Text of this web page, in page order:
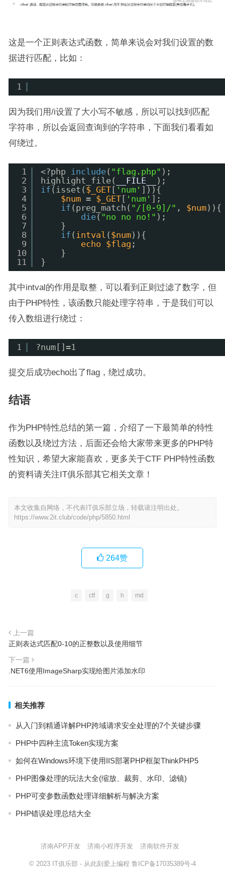
这是一个正则表达式函数，简单来说会对我们设置的数
据进行匹配，比如：
1
因为我们用/i设置了大小写不敏感，所以可以找到匹配
字符串，所以会返回查询到的字符串，下面我们看看如
何绕过。
1
2
3
4
5
6
7
8
9
10
11
<?php include( "flag.php" );
highlight_file(
__FILE__
);
if (isset( $_GET [ 'num' ])){
$num = $_GET [ 'num' ];
if (preg_match( "/[0-9]/" , $num)){
die( "no no no!" );
}
if ( intval ( $num)){
echo
$flag ;
}
}
其中intval的作用是取整，可以看到正则过滤了数字，但
由于PHP特性，该函数只能处理字符串，于是我们可以
传入数组进行绕过：
1 ?num[]=1
提交后成功echo出了flag，绕过成功。
结语
作为PHP特性总结的第一篇，介绍了一下最简单的特性
函数以及绕过方法，后面还会给大家带来更多的PHP特
性知识，希望大家能喜欢，更多关于CTF PHP特性函数
的资料请关注IT俱乐部其它相关文章！
本文收集自网络，不代表IT俱乐部立场，转载请注明出处。
https://www.2it.club/code/php/5850.html
264赞
c ctf g h md
上一篇
正则表达式匹配0-10的正整数以及使用细节
下一篇
.NET6使用ImageSharp实现给图片添加水印
相关推荐
从入门到精通详解PHP跨域请求安全处理的7个关键步骤
PHP中四种主流Token实现方案
如何在Windows环境下使用IIS部署PHP框架ThinkPHP5
PHP图像处理的玩法大全(缩放、裁剪、水印、滤镜)
PHP可变参数函数处理详细解析与解决方案
PHP错误处理总结大全
济南APP开发 济南小程序开发 济南软件开发
© 2023 IT俱乐部 - 从此刻爱上编程 鲁ICP备17035389号-4